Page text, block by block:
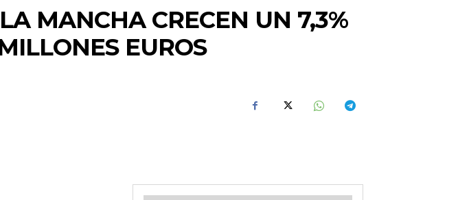
MANCHA CRECEN UN 7,3%
EUROS